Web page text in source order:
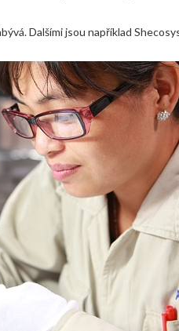
Dalšími jsou například